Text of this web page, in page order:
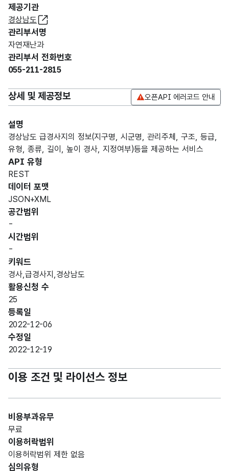
제공기관
경상남도
관리부서명
자연재난과
관리부서 전화번호
055-211-2815
상세 및 제공정보 오픈API 에러코드 안내
설명
경상남도 급경사지의 정보(지구명, 시군명, 관리주체, 구조, 등급,
유형, 종류, 길이, 높이 경사, 지정여부)등을 제공하는 서비스
API 유형
REST
데이터 포맷
JSON+XML
공간범위
-
시간범위
-
키워드
경사,급경사지,경상남도
활용신청 수
25
등록일
2022-12-06
수정일
2022-12-19
이용 조건 및 라이선스 정보
비용부과유무
무료
이용허락범위
이용허락범위 제한 없음
심의유형